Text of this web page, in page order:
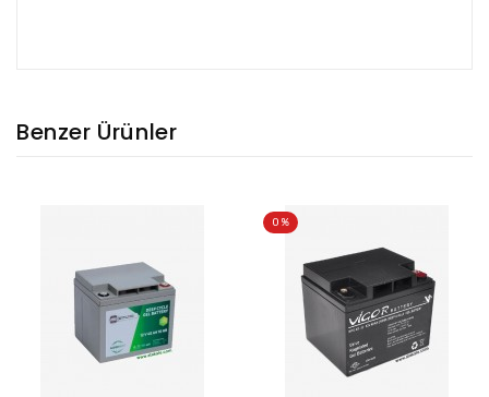
Benzer Ürünler
0%